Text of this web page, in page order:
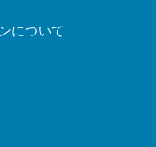
について